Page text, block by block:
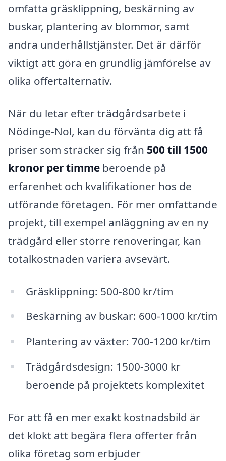
omfatta gräsklippning, beskärning av
buskar, plantering av blommor, samt
andra underhållstjänster. Det är därför
viktigt att göra en grundlig jämförelse av
olika offertalternativ.
När du letar efter trädgårdsarbete i
Nödinge-Nol, kan du förvänta dig att få
priser som sträcker sig från 500 till 1500
kronor per timme beroende på
erfarenhet och kvalifikationer hos de
utförande företagen. För mer omfattande
projekt, till exempel anläggning av en ny
trädgård eller större renoveringar, kan
totalkostnaden variera avsevärt.
Gräsklippning: 500-800 kr/tim
Beskärning av buskar: 600-1000 kr/tim
Plantering av växter: 700-1200 kr/tim
Trädgårdsdesign: 1500-3000 kr
beroende på projektets komplexitet
För att få en mer exakt kostnadsbild är
det klokt att begära flera offerter från
olika företag som erbjuder